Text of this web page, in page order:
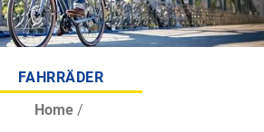
FAHRRÄDER
Home /